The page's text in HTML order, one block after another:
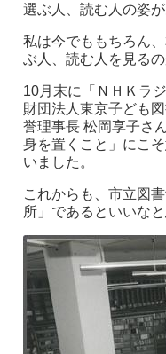
選ぶ人、読む人の姿が
私は今でももちろん
ぶ人、読む人を見るの
10月末に「ＮＨＫラ
財団法人東京子ども
誉理事長 松岡享子さ
身を置くこと」にこ
いました。
これからも、市立図
所」であるといいな